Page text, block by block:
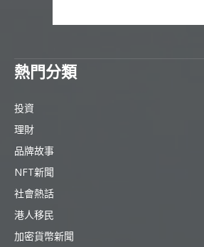
熱門分類
投資
理財
品牌故事
NFT新聞
社會熱話
港人移民
加密貨幣新聞